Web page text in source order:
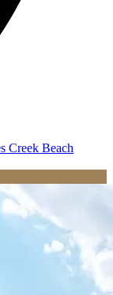
Creek Beach